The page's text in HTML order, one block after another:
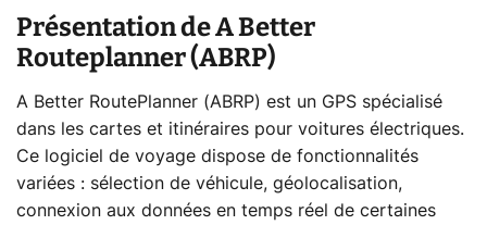
Présentation de A Better
Routeplanner (ABRP)
A Better RoutePlanner (ABRP) est un GPS spécialisé
dans les cartes et itinéraires pour voitures électriques.
Ce logiciel de voyage dispose de fonctionnalités
variées : sélection de véhicule, géolocalisation,
connexion aux données en temps réel de certaines